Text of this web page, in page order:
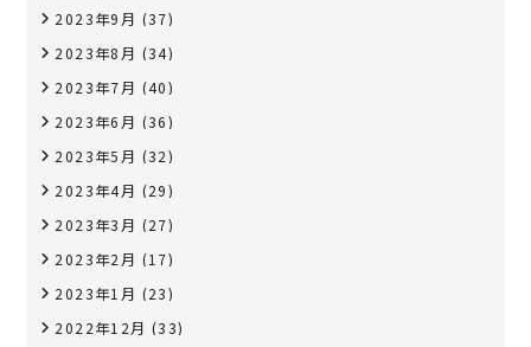
2023年9月 (37)
2023年8月 (34)
2023年7月 (40)
2023年6月 (36)
2023年5月 (32)
2023年4月 (29)
2023年3月 (27)
2023年2月 (17)
2023年1月 (23)
2022年12月 (33)